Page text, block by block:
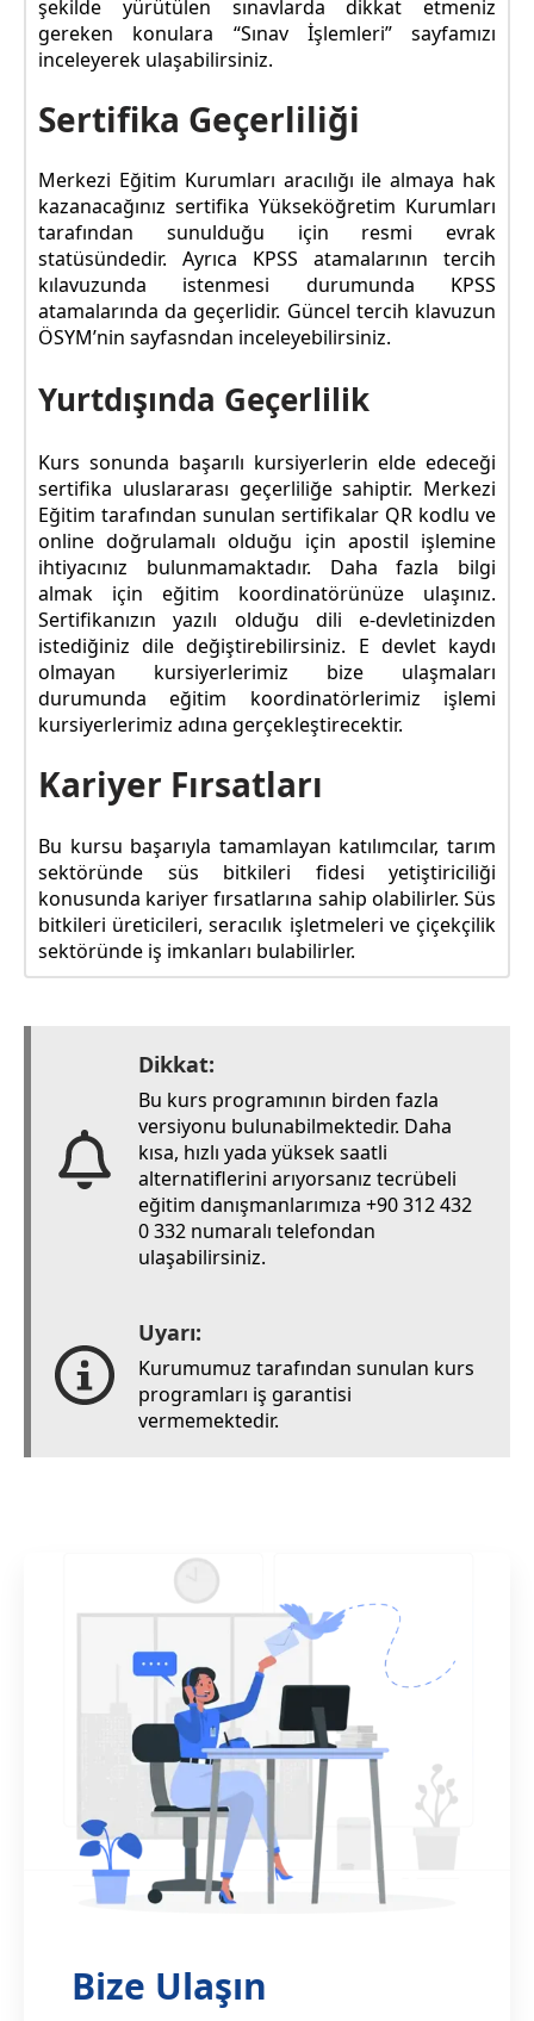
şekilde yürütülen sınavlarda dikkat etmeniz
gereken konulara “Sınav İşlemleri” sayfamızı
inceleyerek ulaşabilirsiniz.
Sertifika Geçerliliği
Merkezi Eğitim Kurumları aracılığı ile almaya hak
kazanacağınız sertifika Yükseköğretim Kurumları
tarafından sunulduğu için resmi evrak
statüsündedir. Ayrıca KPSS atamalarının tercih
kılavuzunda istenmesi durumunda KPSS
atamalarında da geçerlidir. Güncel tercih klavuzun
ÖSYM’nin sayfasndan inceleyebilirsiniz.
Yurtdışında Geçerlilik
Kurs sonunda başarılı kursiyerlerin elde edeceği
sertifika uluslararası geçerliliğe sahiptir. Merkezi
Eğitim tarafından sunulan sertifikalar QR kodlu ve
online doğrulamalı olduğu için apostil işlemine
ihtiyacınız bulunmamaktadır. Daha fazla bilgi
almak için eğitim koordinatörünüze ulaşınız.
Sertifikanızın yazılı olduğu dili e-devletinizden
istediğiniz dile değiştirebilirsiniz. E devlet kaydı
olmayan kursiyerlerimiz bize ulaşmaları
durumunda eğitim koordinatörlerimiz işlemi
kursiyerlerimiz adına gerçekleştirecektir.
Kariyer Fırsatları
Bu kursu başarıyla tamamlayan katılımcılar, tarım
sektöründe süs bitkileri fidesi yetiştiriciliği
konusunda kariyer fırsatlarına sahip olabilirler. Süs
bitkileri üreticileri, seracılık işletmeleri ve çiçekçilik
sektöründe iş imkanları bulabilirler.
Dikkat:
Bu kurs programının birden fazla
versiyonu bulunabilmektedir. Daha
kısa, hızlı yada yüksek saatli
alternatiflerini arıyorsanız tecrübeli
eğitim danışmanlarımıza +90 312 432
0 332 numaralı telefondan
ulaşabilirsiniz.
Uyarı:
Kurumumuz tarafından sunulan kurs
programları iş garantisi
vermemektedir.
Bize Ulaşın